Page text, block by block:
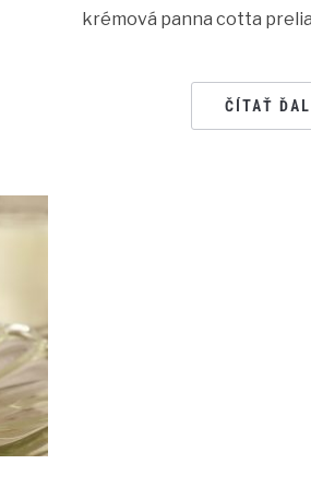
krémová panna cotta
ČÍTAŤ